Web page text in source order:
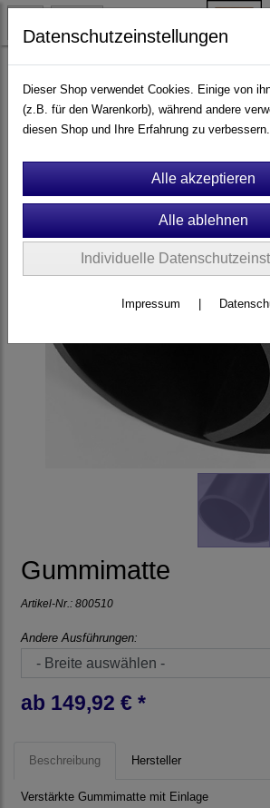
Kleinteile & Montagezubehör
Gummimatte
Artikel-Nr.: 800510
Andere Ausführungen:
ab 149,92 € *
Beschreibung Hersteller
Verstärkte Gummimatte mit Einlage
Datenschutzeinstellungen
Dieser Shop verwendet Cookies. Einige von
(z.B. für den Warenkorb), während andere
diesen Shop und Ihre Erfahrung zu verbessern.
Individuelle
Impressum